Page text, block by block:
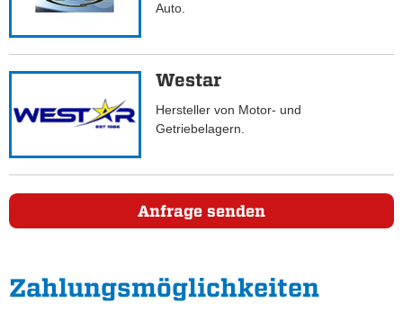
Auto.
Westar
Hersteller von Motor- und
Getriebelagern.
Anfrage senden
Zahlungs­möglichkeiten